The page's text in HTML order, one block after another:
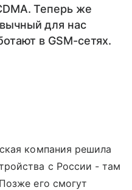
Теперь же
для нас
в GSM-сетях.
компания решила
с России - там
его смогут